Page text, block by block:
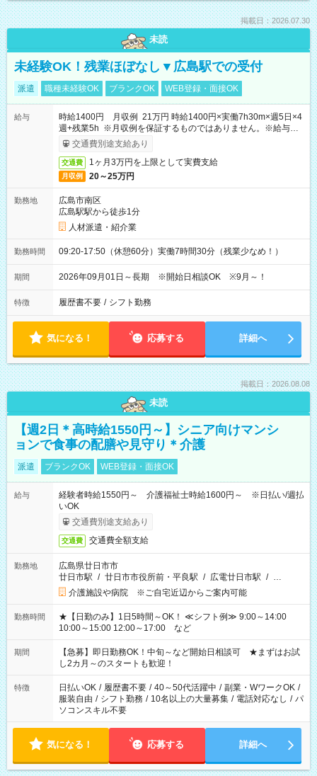
掲載日：2026.07.30
未読
未経験OK！残業ほぼなし▼広島駅での受付
派遣 職種未経験OK ブランクOK WEB登録・面接OK
給与
時給1400円 月収例 21万円 時給1400円×実働7h30m×週5日×4
週+残業5h ※月収例を保証するものではありません。※給与即
受取りサービス利用可（利用条件有）
交通費別途支給あり
交通費 1ヶ月3万円を上限として実費支給
月収例 20～25万円
勤務地
広島市南区
広島駅駅から徒歩1分
人材派遣・紹介業
勤務時間 09:20-17:50（休憩60分）実働7時間30分（残業少なめ！）
期間 2026年09月01日～長期 ※開始日相談OK ※9月～！
特徴 履歴書不要 / シフト勤務
気になる！ 応募する 詳細へ
掲載日：2026.08.08
未読
【週2日＊高時給1550円～】シニア向けマンシ
ョンで食事の配膳や見守り＊介護
派遣 ブランクOK WEB登録・面接OK
給与
経験者時給1550円～ 介護福祉士時給1600円～ ※日払い/週払
いOK
交通費別途支給あり
交通費 交通費全額支給
勤務地
広島県廿日市市
廿日市駅 / 廿日市市役所前・平良駅 / 広電廿日市駅 / …
介護施設や病院 ※ご自宅近辺からご案内可能
勤務時間
★【日勤のみ】1日5時間～OK！ ≪シフト例≫ 9:00～14:00
10:00～15:00 12:00～17:00 など
期間
【急募】即日勤務OK！中旬～など開始日相談可 ★まずはお試
し2カ月～のスタートも歓迎！
特徴 日払いOK / 履歴書不要 / 40～50代活躍中 / 副業・WワークOK /
服装自由 / シフト勤務 / 10名以上の大量募集 / 電話対応なし / パ
ソコンスキル不要
気になる！ 応募する 詳細へ